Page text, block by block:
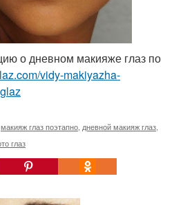
о дневном макияже глаз по
vidy-makiyazha-
макияж глаз поэтапно дневной макияж глаз
глаз